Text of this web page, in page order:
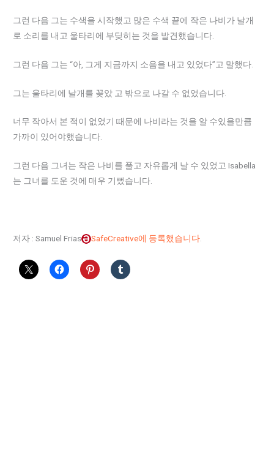
그런 다음 그는 수색을 시작했고 많은 수색 끝에 작은 나비가 날개
로 소리를 내고 울타리에 부딪히는 것을 발견했습니다.
그런 다음 그는 “아, 그게 지금까지 소음을 내고 있었다”고 말했다.
그는 울타리에 날개를 꽂았 고 밖으로 나갈 수 없었습니다.
너무 작아서 본 적이 없었기 때문에 나비라는 것을 알 수있을만큼
가까이 있어야했습니다.
그런 다음 그녀는 작은 나비를 풀고 자유롭게 날 수 있었고 Isabella
는 그녀를 도운 것에 매우 기뻤습니다.
저자 : Samuel Frias SafeCreative에 등록했습니다